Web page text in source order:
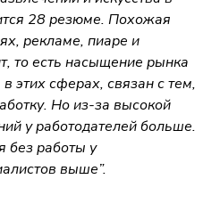
28 резюме. Похожая
рекламе, пиаре и
то есть насыщение рынка
этих сферах, связан с тем,
Но из-за высокой
у работодателей больше.
без работы у
выше”.